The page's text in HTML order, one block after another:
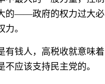
的——政府的权力过大必
。
有钱人，高税收就意味着
应该支持民主党的。